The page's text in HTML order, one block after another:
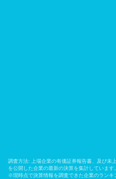
調査方法: 上場企業の有価証券報告書、及び未
を公開した企業の最新の決算を集計しています。
※現時点で決算情報を調査できた企業のラン